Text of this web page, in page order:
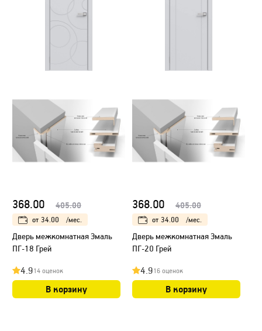
368.00 405.00
от 34.00 /мес.
Дверь межкомнатная Эмаль
ПГ-18 Грей
4.914 оценок
В корзину
368.00 405.00
от 34.00 /мес.
Дверь межкомнатная Эмаль
ПГ-20 Грей
4.916 оценок
В корзину